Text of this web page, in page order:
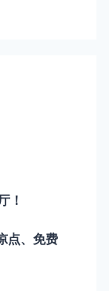
！
点、免费